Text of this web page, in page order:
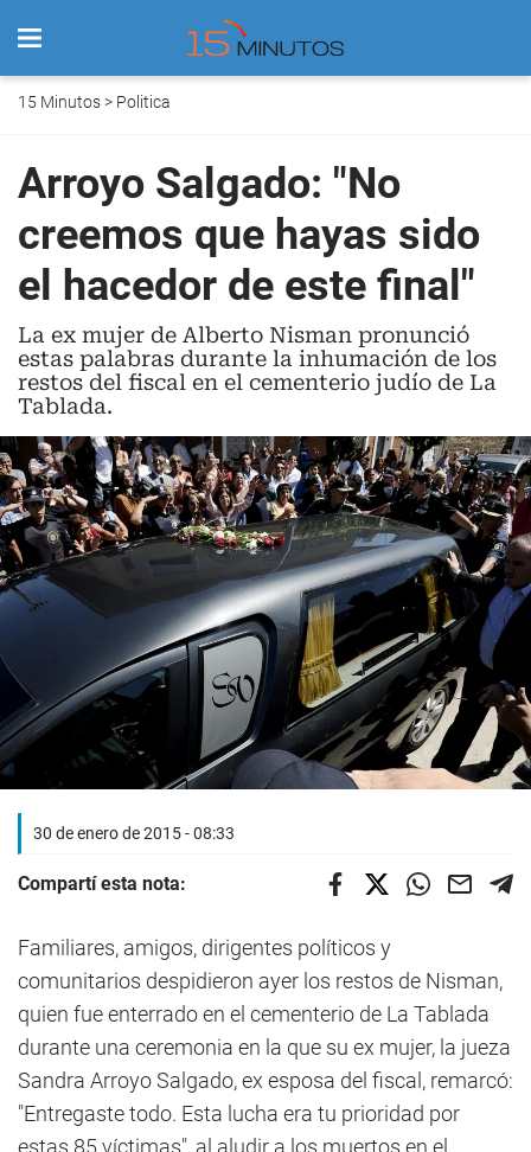
15 Minutos> Politica
Arroyo Salgado: "No
creemos que hayas sido
el hacedor de este final"
La ex mujer de Alberto Nisman pronunció
estas palabras durante la inhumación de los
restos del fiscal en el cementerio judío de La
Tablada.
30 de enero de 2015 - 08:33
Compartí esta nota:
Familiares, amigos, dirigentes políticos y
comunitarios despidieron ayer los restos de Nisman,
quien fue enterrado en el cementerio de La Tablada
durante una ceremonia en la que su ex mujer, la jueza
Sandra Arroyo Salgado, ex esposa del fiscal, remarcó:
"Entregaste todo. Esta lucha era tu prioridad por
estas 85 víctimas", al aludir a los muertos en el